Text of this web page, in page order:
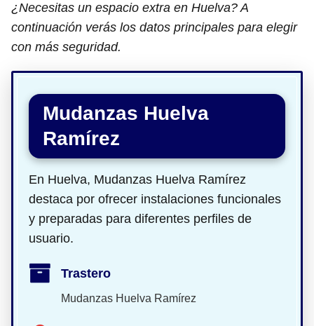
¿Necesitas un espacio extra en Huelva? A
continuación verás los datos principales para elegir
con más seguridad.
Mudanzas Huelva
Ramírez
En Huelva, Mudanzas Huelva Ramírez
destaca por ofrecer instalaciones funcionales
y preparadas para diferentes perfiles de
usuario.
Trastero
Mudanzas Huelva Ramírez